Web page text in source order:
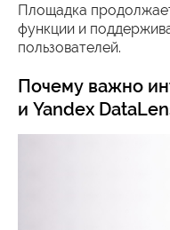
Площадка
функции и
пользователей.
Почему важно
и Yandex